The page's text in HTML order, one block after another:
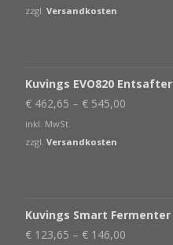
war:
ist:
zzgl. Versandkosten
Kuvings EVO820 Entsafter
€ 462,65 – € 545,00
inkl. MwSt.
zzgl. Versandkosten
Kuvings Smart Fermenter
€ 123,65 – € 146,00